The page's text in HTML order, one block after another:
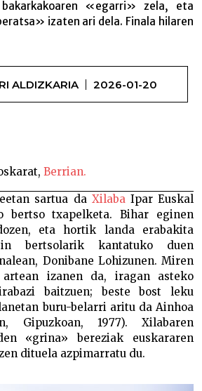
«egarri» zela, eta
izaten ari dela. Finala hilaren
ALDIZKARIA 2026-01-20
Berrian.
sartua da XilabaIpar Euskal
bertso txapelketa. Bihar eginen
eta hortik landa erabakita
bertsolarik kantatuko duen
Donibane Lohizunen. Miren
izanen da, iragan asteko
baitzuen; beste bost leku
buru-belarri aritu da Ainhoa
Gipuzkoan, 1977). Xilabaren
«grina» bereziak euskararen
dituela azpimarratu du.